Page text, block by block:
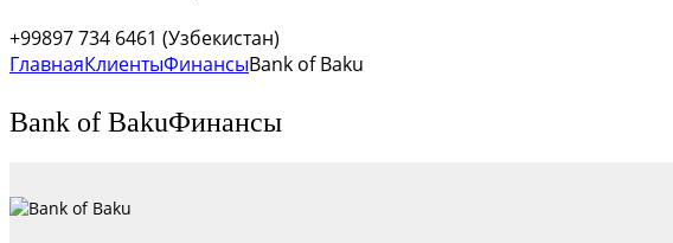
+99897 734 6461 (Узбекистан)
ГлавнаяКлиентыФинансыBank of Baku
Bank of BakuФинансы